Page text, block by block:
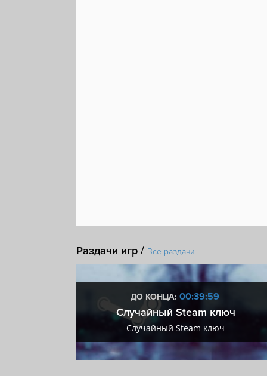
Раздачи игр / Все раздачи
ДО КОНЦА: 00:39:58
Случайный Steam ключ
Случайный Steam ключ